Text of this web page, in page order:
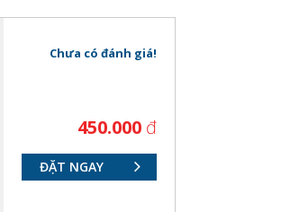
Chưa có đánh giá!
450.000 đ
ĐẶT NGAY